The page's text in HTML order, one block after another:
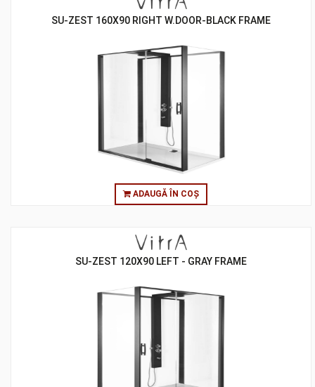
SU-ZEST 160X90 RIGHT W.DOOR-BLACK FRAME
ADAUGĂ ÎN COȘ
SU-ZEST 120X90 LEFT - GRAY FRAME